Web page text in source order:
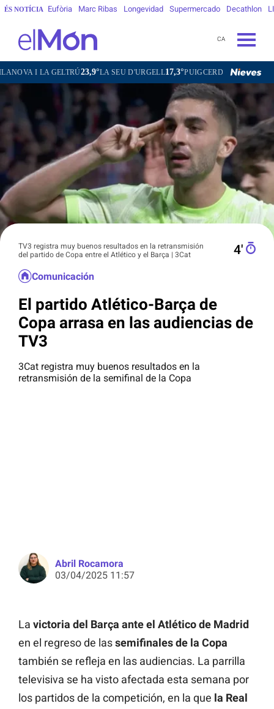
ÉS NOTÍCIA Eufòria Marc Ribas Longevidad Supermercado Decathlon
CA
GELTRÚ23,9°LA SEU D'URGELL 17,3°PUIGCERDÀ16,3°FIGUERES27,3°
TV3 registra muy buenos resultados en la retransmisión
del partido de Copa entre el Atlético y el Barça | 3Cat
4′
Comunicación
El partido Atlético-Barça de
Copa arrasa en las audiencias de
TV3
3Cat registra muy buenos resultados en la
retransmisión de la semifinal de la Copa
Abril Rocamora
03/04/2025 11:57
La victoria del Barça ante el Atlético de Madrid
en el regreso de lassemifinales de la Copa
también se refleja en las audiencias. La parrilla
televisiva se ha visto afectada esta semana por
los partidos de la competición, en la que la Real